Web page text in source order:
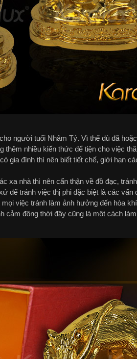
người tuổi Nhâm Tý. Vì thế dù đã
thêm nhiều kiến thức để tiện cho việc
gia đình thì nên biết tiết chế, giới hạn
xa nhà thì nên cẩn thận về đồ đạc,
để tránh việc thị phi đặc biệt là các vấn
việc tránh làm ảnh hưởng đến hòa
cảm đông thời đây cũng là một cách